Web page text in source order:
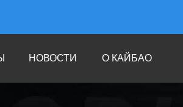
НОВОСТИ О КАЙБАО